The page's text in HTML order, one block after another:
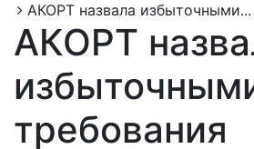
АКОРТ назвала избыточными...
АКОРТ
требования